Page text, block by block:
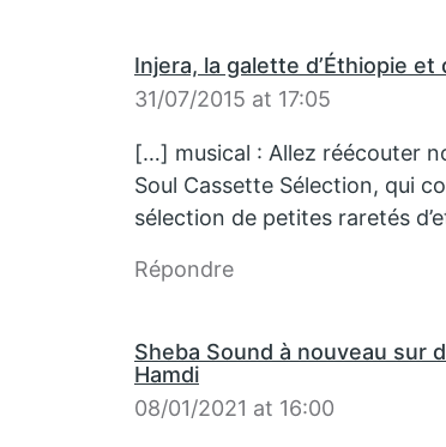
Injera, la galette d’Éthiopie et
31/07/2015 at 17:05
[…] musical : Allez réécouter
Soul Cassette Sélection, qui
sélection de petites raretés
Répondre
Sheba Sound à nouveau sur
Hamdi
08/01/2021 at 16:00